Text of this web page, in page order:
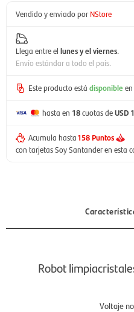
Vendido y enviado por NStore
Llega entre el lunes y el viernes.
Envío estándar a todo el país.
Este producto está disponible
hasta en 18cuotas deUSD
Acumula hasta158 Puntos
con tarjetas Soy Santander en esta
Robot
Voltaje